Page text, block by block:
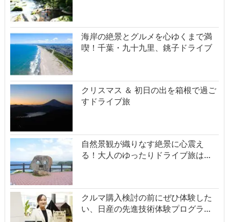
海岸の絶景とグルメを心ゆくまで満
喫！千葉・九十九里、銚子ドライブ
クリスマス ＆ 初日の出を箱根で過ご
すドライブ旅
自然景観が織りなす絶景に心震え
る！大人のゆったりドライブ旅は…
クルマ購入検討の前にぜひ体験した
い、日産の先進技術体験プログラ…